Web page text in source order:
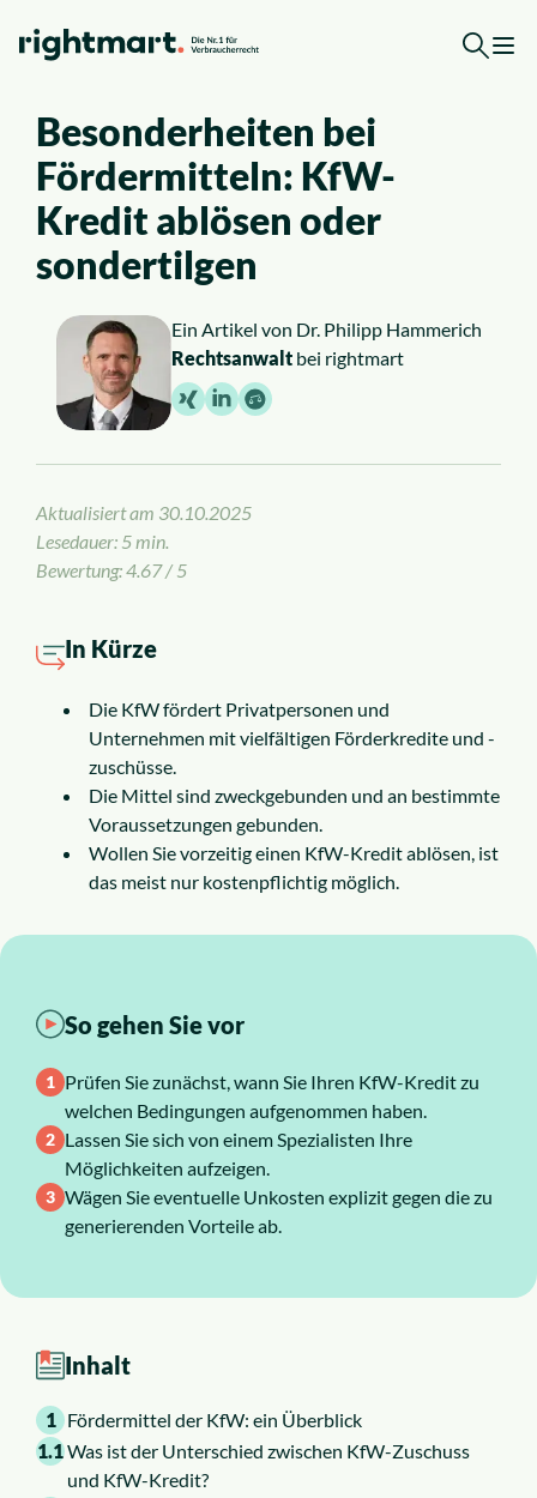
So funktioniert es
Kosten
Über uns
Karriere
Top-Rechtsgebiete
Arbeitsrecht
Ausländerrecht
Verkehrsrecht
Insolvenzrecht
Kostenlose Erstberatung
Besonderheiten bei
Fördermitteln: KfW-
Kredit ablösen oder
sondertilgen
Ein Artikel von Dr. Philipp Hammerich
Rechtsanwaltbei rightmart
Aktualisiert am 30.10.2025
Lesedauer: 5 min.
Bewertung: 4.67 / 5
In Kürze
Die KfW fördert Privatpersonen und
Unternehmen mit vielfältigen Förderkredite und -
zuschüsse.
Die Mittel sind zweckgebunden und an bestimmte
Voraussetzungen gebunden.
Wollen Sie vorzeitig einen KfW-Kredit ablösen, ist
das meist nur kostenpflichtig möglich.
So gehen Sie vor
Prüfen Sie zunächst, wann Sie Ihren KfW-Kredit zu
welchen Bedingungen aufgenommen haben.
Lassen Sie sich von einem Spezialisten Ihre
Möglichkeiten aufzeigen.
Wägen Sie eventuelle Unkosten explizit gegen die zu
generierenden Vorteile ab.
Inhalt
1 Fördermittel der KfW: ein Überblick
1.1Was ist der Unterschied zwischen KfW-Zuschuss
und KfW-Kredit?